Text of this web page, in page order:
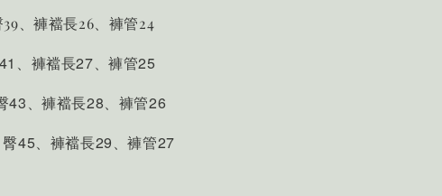
、褲襠長26、褲管24
、褲襠長27、褲管25
43、褲襠長28、褲管26
45、褲襠長29、褲管27